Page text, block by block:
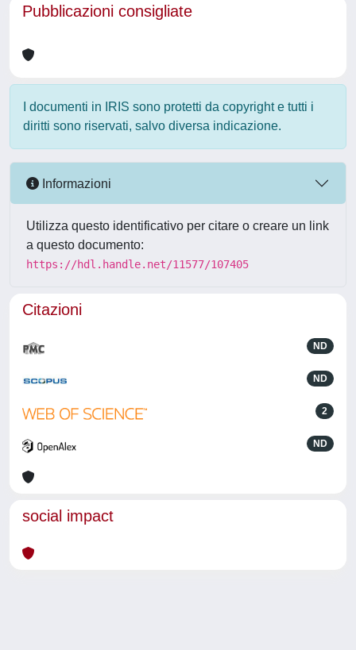
Pubblicazioni consigliate
I documenti in IRIS sono protetti da copyright e tutti i
diritti sono riservati, salvo diversa indicazione.
Informazioni
Utilizza questo identificativo per citare o creare un link
a questo documento:
https://hdl.handle.net/11577/107405
Citazioni
ND
ND
2
ND
social impact